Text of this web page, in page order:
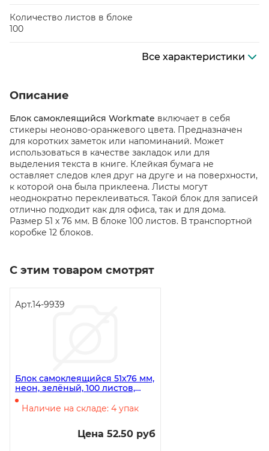
Количество листов в блоке
100
Все характеристики
Описание
Блок самоклеящийся Workmate включает в себя
стикеры неоново-оранжевого цвета. Предназначен
для коротких заметок или напоминаний. Может
использоваться в качестве закладок или для
выделения текста в книге. Клейкая бумага не
оставляет следов клея друг на друге и на поверхности,
к которой она была приклеена. Листы могут
неоднократно переклеиваться. Такой блок для записей
отлично подходит как для офиса, так и для дома.
Размер 51 х 76 мм. В блоке 100 листов. В транспортной
коробке 12 блоков.
С этим товаром смотрят
Арт.14-9939
Блок самоклеящийся 51х76 мм,
неон, зелёный, 100 листов,
Attache Economy *12/576
Наличие на складе: 4 упак
Цена 52.50 руб